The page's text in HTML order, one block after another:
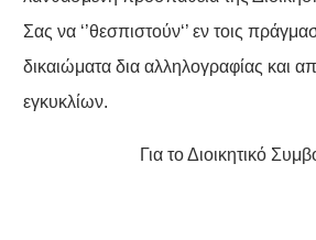
Σας να ‘’θεσπιστούν‘’ εν τοις
δικαιώματα δια αλληλογραφίας και
εγκυκλίων.
Για το Διοικητικό